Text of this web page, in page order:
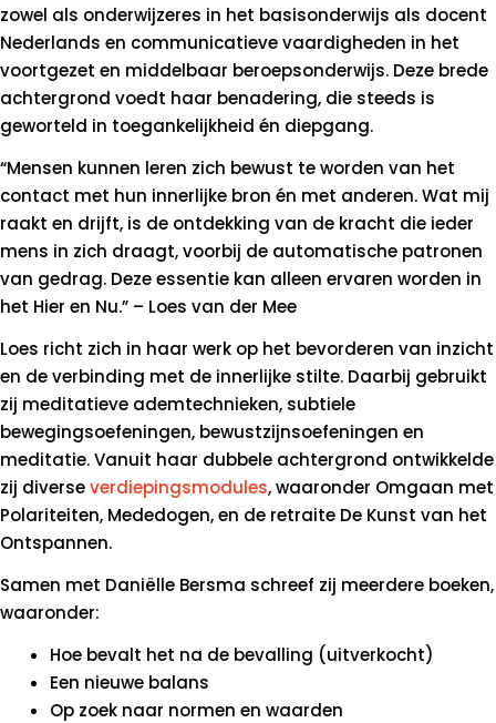
zowel als onderwijzeres in het basisonderwijs als docent
Nederlands en communicatieve vaardigheden in het
voortgezet en middelbaar beroepsonderwijs. Deze brede
achtergrond voedt haar benadering, die steeds is
geworteld in toegankelijkheid én diepgang.
“Mensen kunnen leren zich bewust te worden van het
contact met hun innerlijke bron én met anderen. Wat mij
raakt en drijft, is de ontdekking van de kracht die ieder
mens in zich draagt, voorbij de automatische patronen
van gedrag. Deze essentie kan alleen ervaren worden in
het Hier en Nu.” – Loes van der Mee
Loes richt zich in haar werk op het bevorderen van inzicht
en de verbinding met de innerlijke stilte. Daarbij gebruikt
zij meditatieve ademtechnieken, subtiele
bewegingsoefeningen, bewustzijnsoefeningen en
meditatie. Vanuit haar dubbele achtergrond ontwikkelde
zij diverseverdiepingsmodules, waaronder Omgaan met
Polariteiten, Mededogen, en de retraite De Kunst van het
Ontspannen.
Samen met Daniëlle Bersma schreef zij meerdere boeken,
waaronder:
Hoe bevalt het na de bevalling (uitverkocht)
Een nieuwe balans
Op zoek naar normen en waarden